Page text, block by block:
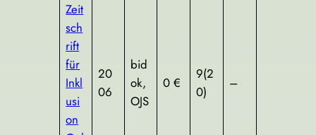
Zeit
sch
rift
für
Inkl
usi
on
20
06
bid
ok,
OJS
0 €
9(2
0)
–